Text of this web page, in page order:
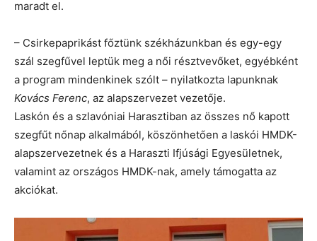
maradt el.
– Csirkepaprikást főztünk székházunkban és egy-egy
szál szegfűvel leptük meg a női résztvevőket, egyébként
a program mindenkinek szólt – nyilatkozta lapunknak
Kovács Ferenc, az alapszervezet vezetője.
Laskón és a szlavóniai Harasztiban az összes nő kapott
szegfűt nőnap alkalmából, köszönhetően a laskói HMDK-
alapszervezetnek és a Haraszti Ifjúsági Egyesületnek,
valamint az országos HMDK-nak, amely támogatta az
akciókat.